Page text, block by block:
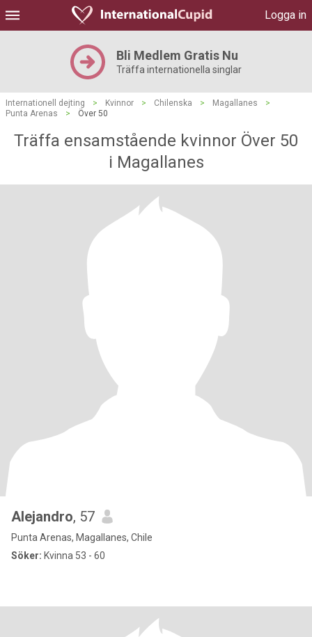
Logga in
Bli Medlem Gratis Nu
Träffa internationella singlar
Internationell dejting > Kvinnor > Chilenska > Magallanes
>
Punta Arenas
> Över 50
Träffa ensamstående kvinnor Över 50
i Magallanes
Alejandro, 57
Punta Arenas, Magallanes, Chile
Söker: Kvinna 53 - 60